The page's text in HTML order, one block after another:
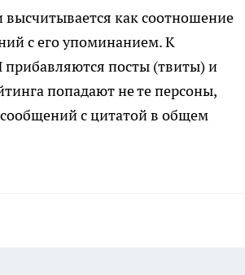
как соотношение
с его упоминанием. К
посты (твиты) и
попадают не те персоны,
с цитатой в общем